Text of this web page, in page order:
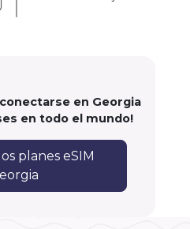
conectarse en Georgia
en todo el mundo!
planes eSIM